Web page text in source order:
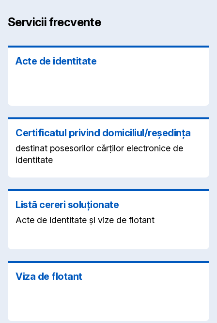
Servicii frecvente
Acte de identitate
Certificatul privind domiciliul/reședința
destinat posesorilor cărților electronice de
identitate
Listă cereri soluționate
Acte de identitate și vize de flotant
Viza de flotant